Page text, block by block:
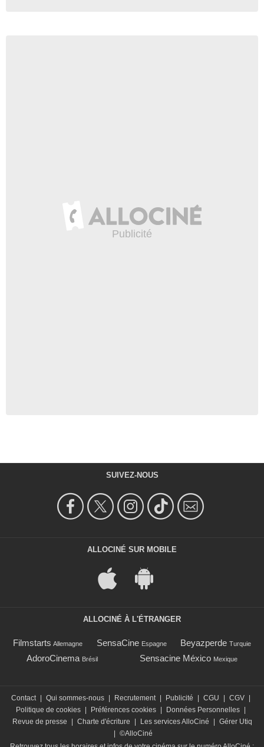
SUIVEZ-NOUS
ALLOCINÉ SUR MOBILE
ALLOCINÉ À L'ÉTRANGER
Filmstarts Allemagne SensaCine Espagne Beyazperde Turquie
AdoroCinema Brésil Sensacine México Mexique
Contact Qui sommes-nous Recrutement Publicité CGU CGV
Politique de cookies
Préférences cookies Données Personnelles
Revue de presse
Charte d'écriture Les services AlloCiné
Gérer Utiq
©AlloCiné